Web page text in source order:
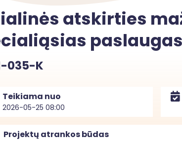
atskirties
035-K
Teikiama nuo
2026-05-25 08:00
Projektų atrankos būdas